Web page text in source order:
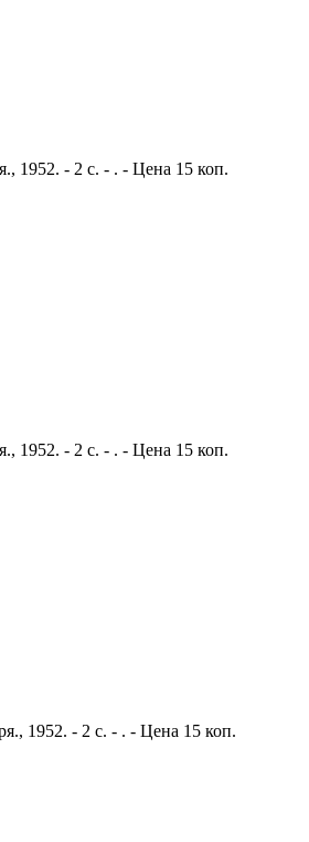
1952. - 2 с. - . - Цена 15 коп.
1952. - 2 с. - . - Цена 15 коп.
1952. - 2 с. - . - Цена 15 коп.